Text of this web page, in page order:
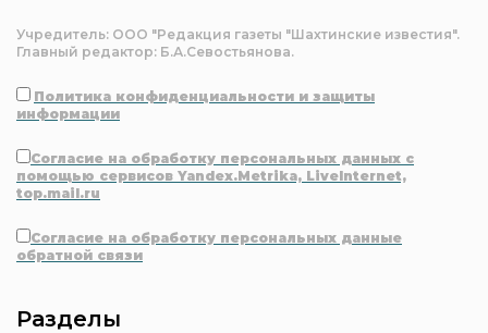
Учредитель: ООО "Редакция газеты "Шахтинские известия".
Главный редактор: Б.А.Севостьянова.
Политика конфиденциальности и защиты
информации
Согласие на обработку персональных данных с
помощью сервисов Yandex.Metrika, LiveInternet,
top.mail.ru
Согласие на обработку персональных данные
обратной связи
Разделы